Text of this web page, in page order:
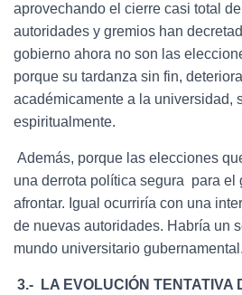
aprovechando el cierre casi total
autoridades y gremios han
gobierno ahora no son las
porque su tardanza sin fin,
académicamente a la universidad,
espiritualmente.
Además, porque las elecciones
una derrota política segura para el
afrontar. Igual ocurriría con una
de nuevas autoridades. Habría un
mundo universitario gubernamental.
3.- LA EVOLUCIÓN TENTATIVA